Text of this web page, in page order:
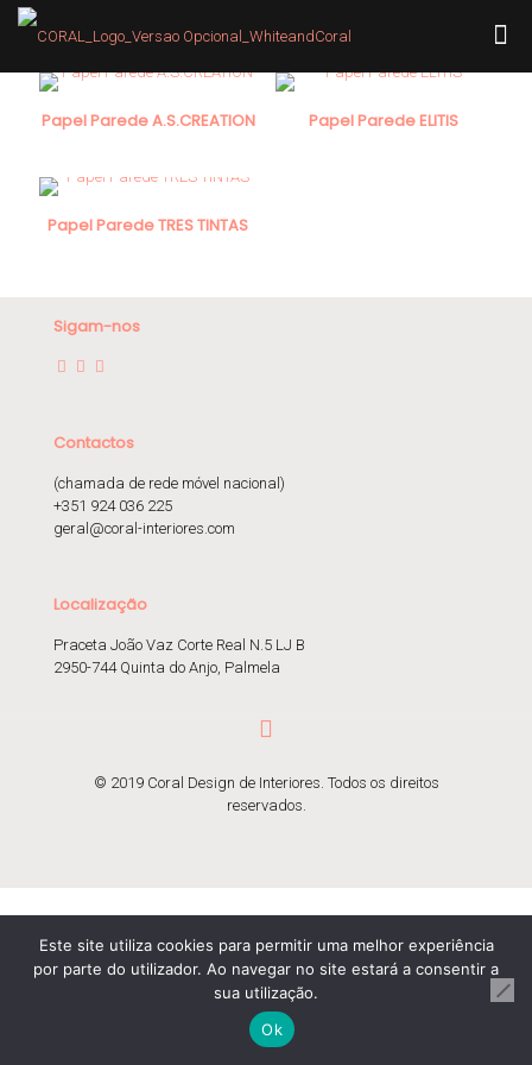
Papel Parede A.S.CREATION Papel Parede ELITIS
Papel Parede TRES TINTAS
Sigam-nos
Contactos
(chamada de rede móvel nacional)
+351 924 036 225
geral@coral-interiores.com
Localização
Praceta João Vaz Corte Real N.5 LJ B
2950-744 Quinta do Anjo, Palmela
© 2019 Coral Design de Interiores. Todos os direitos
reservados.
Este site utiliza cookies para permitir uma melhor experiência
por parte do utilizador. Ao navegar no site estará a consentir a
sua utilização.
Ok